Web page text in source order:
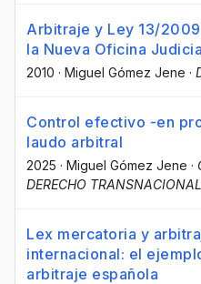
Arbitraje y Ley 13/
la Nueva Oficina
2010 · Miguel Gómez Jene ·
Control efectivo -en
laudo arbitral
2025 · Miguel Gómez Jene ·
DERECHO TRANSNACIONAL
Lex mercatoria y
internacional: el
arbitraje española